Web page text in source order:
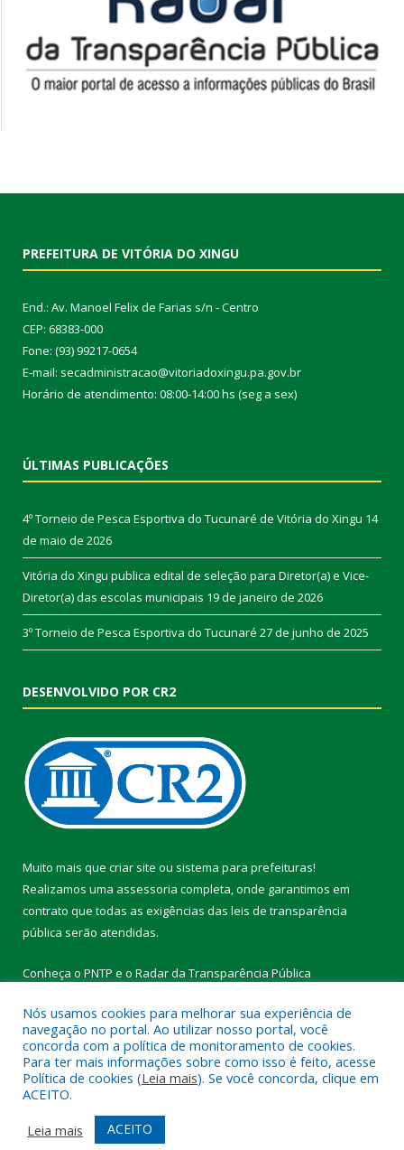
PREFEITURA DE VITÓRIA DO XINGU
End.: Av. Manoel Felix de Farias s/n - Centro
CEP: 68383-000
Fone: (93) 99217-0654
E-mail: secadministracao@vitoriadoxingu.pa.gov.br
Horário de atendimento: 08:00-14:00 hs (seg a sex)
ÚLTIMAS PUBLICAÇÕES
4º Torneio de Pesca Esportiva do Tucunaré de Vitória do Xingu 14
de maio de 2026
Vitória do Xingu publica edital de seleção para Diretor(a) e Vice-
Diretor(a) das escolas municipais 19 de janeiro de 2026
3º Torneio de Pesca Esportiva do Tucunaré 27 de junho de 2025
DESENVOLVIDO POR CR2
Muito mais que criar site ou sistema para prefeituras!
Realizamos uma assessoria completa, onde garantimos em
contrato que todas as exigências das leis de transparência
pública serão atendidas.
Conheça o PNTP e o Radar da Transparência Pública
Todos os direitos reservados a Prefeitura Municipal de Vitória do
Xingu.
Mapa do Site
Acessar Área Administrativa
Acessar Webmail
Nós usamos cookies para melhorar sua experiência de
navegação no portal. Ao utilizar nosso portal, você
concorda com a política de monitoramento de cookies.
Para ter mais informações sobre como isso é feito, acesse
Política de cookies (Leia mais). Se você concorda, clique em
ACEITO.
Leia mais
ACEITO